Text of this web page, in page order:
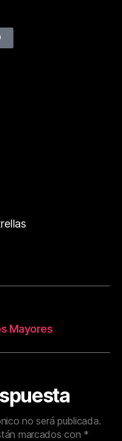
Mayores
no será publicada.
marcados con *